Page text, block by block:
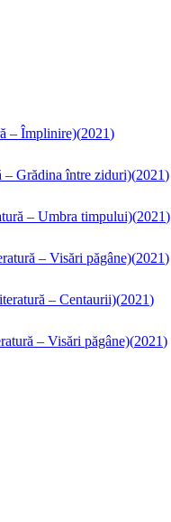
– Împlinire)(2021)
– Grădina între ziduri)(2021)
– Umbra timpului)(2021)
– Visări păgâne)(2021)
– Centaurii)(2021)
– Visări păgâne)(2021)